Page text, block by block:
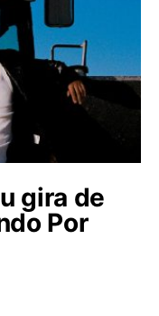
gira de
Por